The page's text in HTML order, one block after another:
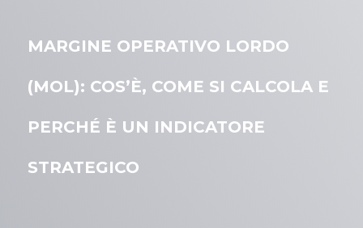
MARGINE OPERATIVO LORDO
(MOL): COS’È, COME SI CALCOLA E
PERCHÉ È UN INDICATORE
STRATEGICO